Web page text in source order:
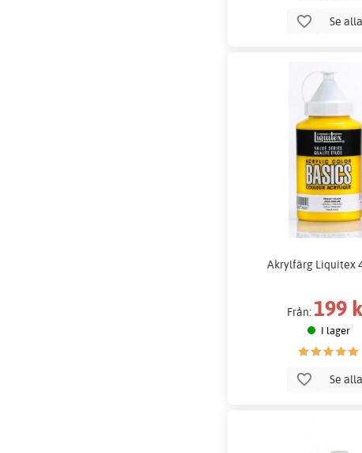
Se alla
Akrylfärg Liquitex
Från: 199
I lager
Se alla